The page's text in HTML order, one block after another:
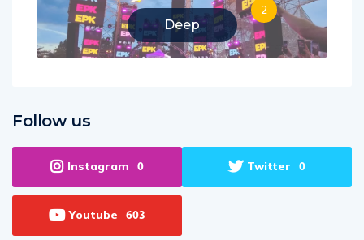
Deep
2
Follow us
Instagram 0 Twitter 0
Youtube 603